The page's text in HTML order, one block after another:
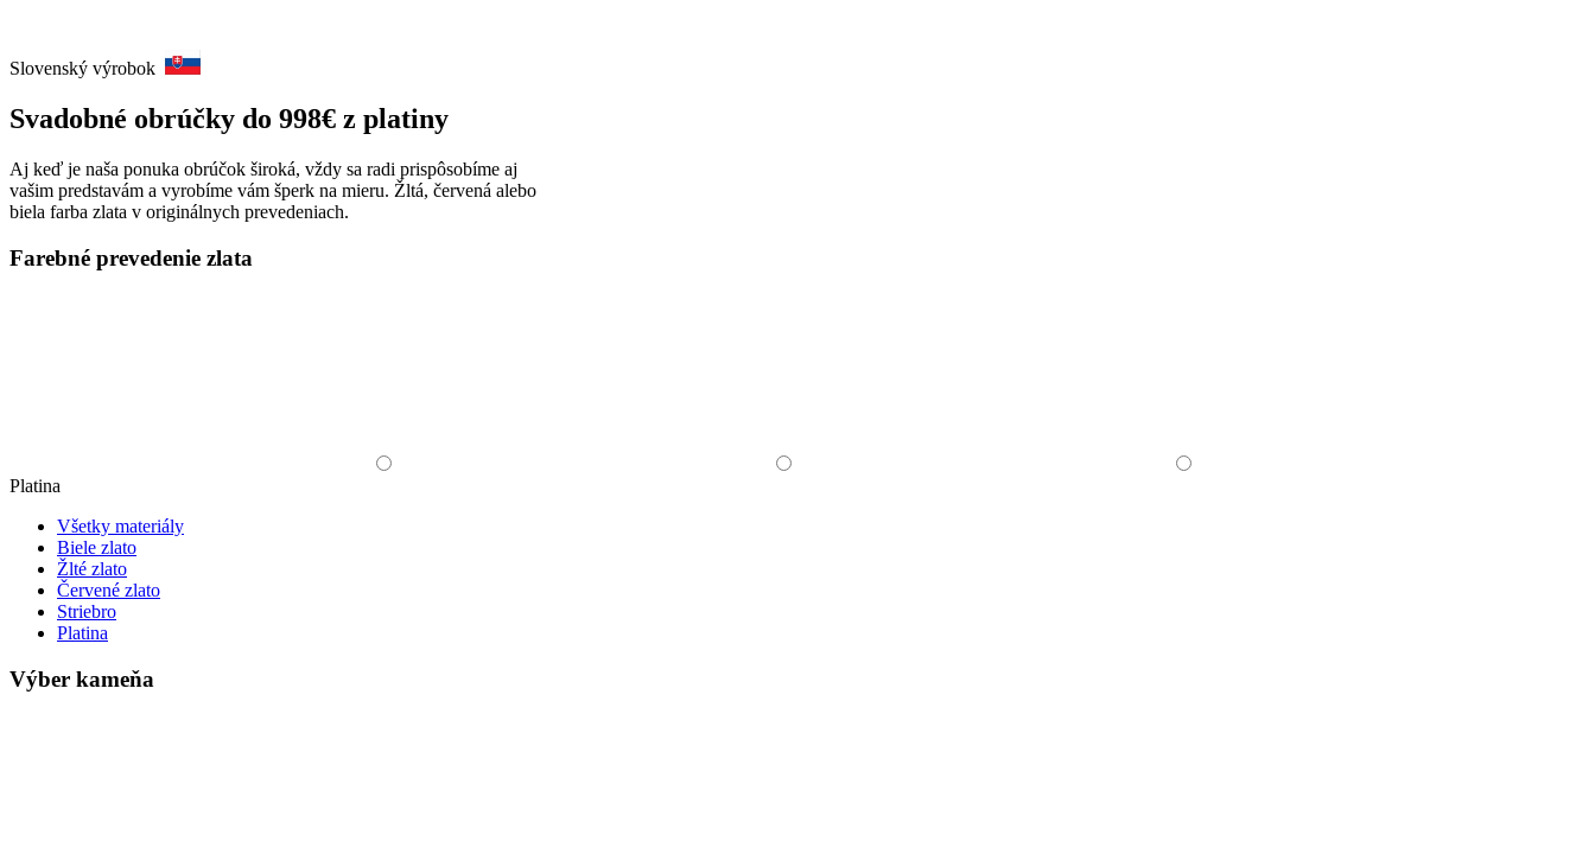
Slovenský výrobok
Svadobné obrúčky do 998€ z platiny
Aj keď je naša ponuka obrúčok široká, vždy sa radi prispôsobíme aj
vašim predstavám a vyrobíme vám šperk na mieru. Žltá, červená alebo
biela farba zlata v originálnych prevedeniach.
Farebné prevedenie zlata
Platina
Všetky materiály
Biele zlato
Žlté zlato
Červené zlato
Striebro
Platina
Výber kameňa